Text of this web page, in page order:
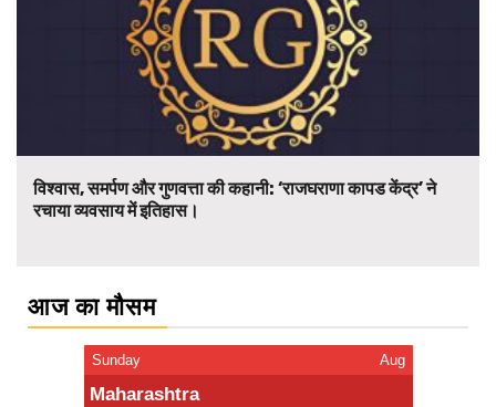
विश्वास, समर्पण और गुणवत्ता की कहानी: ‘राजघराणा कापड केंद्र’ ने
रचाया व्यवसाय में इतिहास।
आज का मौसम
Sunday Aug
Maharashtra